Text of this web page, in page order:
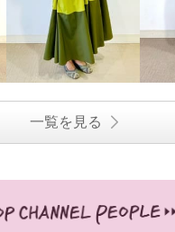
一覧を見る